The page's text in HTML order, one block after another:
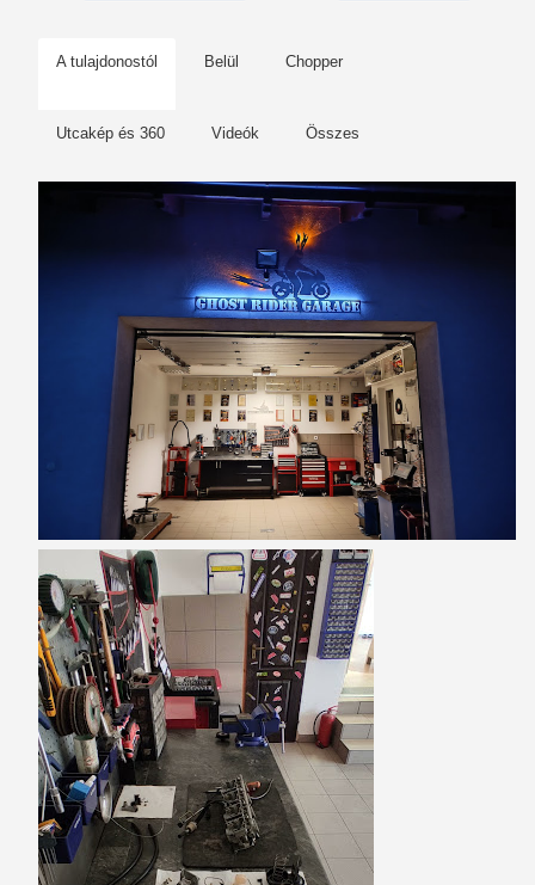
A tulajdonostól Belül Chopper
Utcakép és 360 Videók Összes